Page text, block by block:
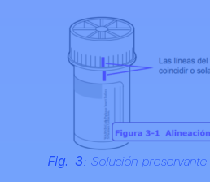
Fig. 3: Solución preservante